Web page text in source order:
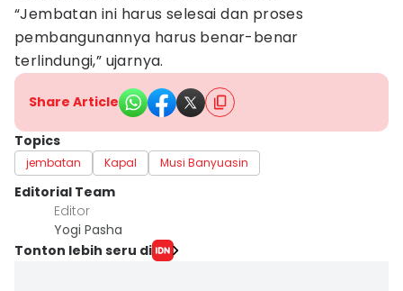
“Jembatan ini harus selesai dan proses
pembangunannya harus benar-benar
terlindungi,” ujarnya.
Share Article
Topics
jembatan Kapal Musi Banyuasin
Editorial Team
Editor
Yogi Pasha
Tonton lebih seru di